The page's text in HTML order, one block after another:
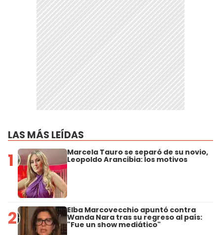
LAS MÁS LEÍDAS
1 Marcela Tauro se separó de su novio,
Leopoldo Arancibia: los motivos
2 Elba Marcovecchio apuntó contra
Wanda Nara tras su regreso al país:
"Fue un show mediático"